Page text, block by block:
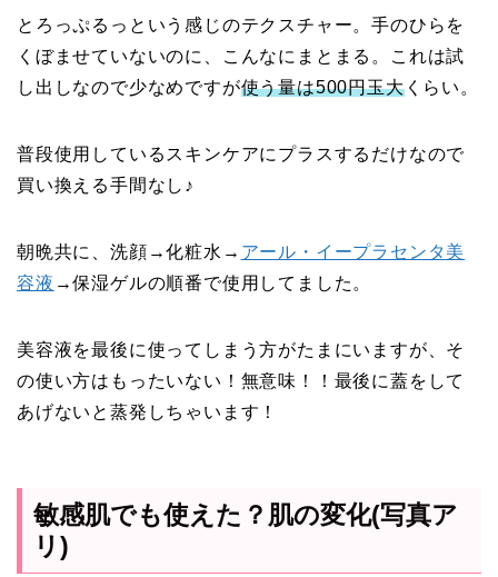
とろっぷるっという感じのテクスチャー。手のひらを
くぼませていないのに、こんなにまとまる。これは試
し出しなので少なめですが使う量は500円玉大くらい。
普段使用しているスキンケアにプラスするだけなので
買い換える手間なし♪
朝晩共に、洗顔→化粧水→ アール・イープラセンタ美
容液 →保湿ゲルの順番で使用してました。
美容液を最後に使ってしまう方がたまにいますが、そ
の使い方はもったいない！無意味！！最後に蓋をして
あげないと蒸発しちゃいます！
敏感肌でも使えた？肌の変化(写真ア
リ)